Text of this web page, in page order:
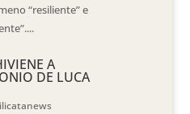
“resiliente” e
A
DE LUCA